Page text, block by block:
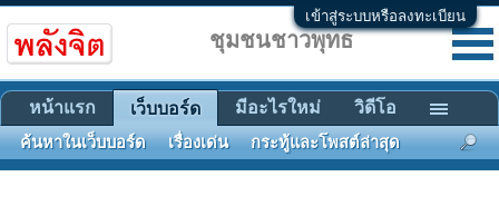
เข้าสู่ระบบหรือลงทะเบียน
ชุมชนชาวพุทธ
หน้าแรก เว็บบอร์ด
ค้นหาในเว็บบอร์ด เรื่องเด่น กระทู้และโพสต์ล่าสุด
มีอะไรใหม่ วิดีโอ